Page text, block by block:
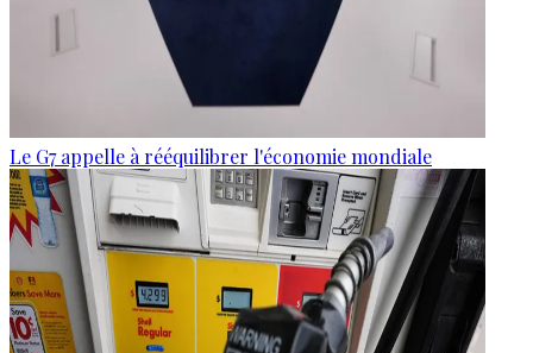
Le G7 appelle à rééquilibrer l'économie mondiale